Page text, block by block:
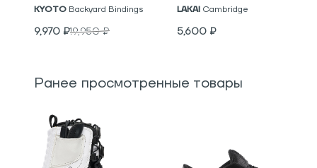
KYOTO Backyard Bindings
9,970 ₽19,950₽
LAKAI Cambridge
5,600 ₽
Ранее просмотренные товары